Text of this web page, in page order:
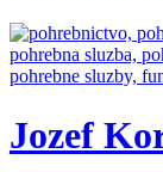
Jozef